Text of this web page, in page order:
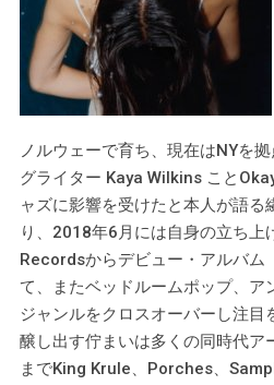
ノルウェーで育ち、現在はNYを
グライター Kaya Wilkins こと
ャズに影響を受けたと本人が語る
り、2018年6月には自身の立ち上
Recordsからデビュー・アルバム
て、またベッドルームポップ、ア
ジャンルをクロスオーバーし注目
醸し出す佇まいは多くの同時代ア
までKing Krule、Porches、